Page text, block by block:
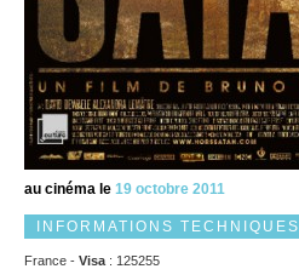
au cinéma le 19 octobre 2011
INFORMATIONS TECHNIQUES
France - Visa : 125255